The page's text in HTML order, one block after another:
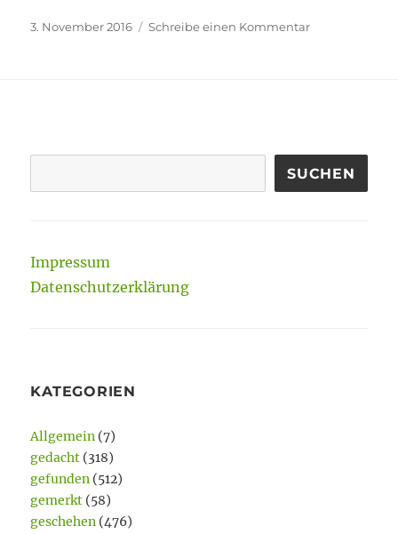
Veröffentlicht
3. November 2016 Schreibe einen Kommentarzu
SUCHEN
Impressum
Datenschutzerklärung
KATEGORIEN
Allgemein (7)
gedacht (318)
gefunden (512)
gemerkt (58)
geschehen (476)